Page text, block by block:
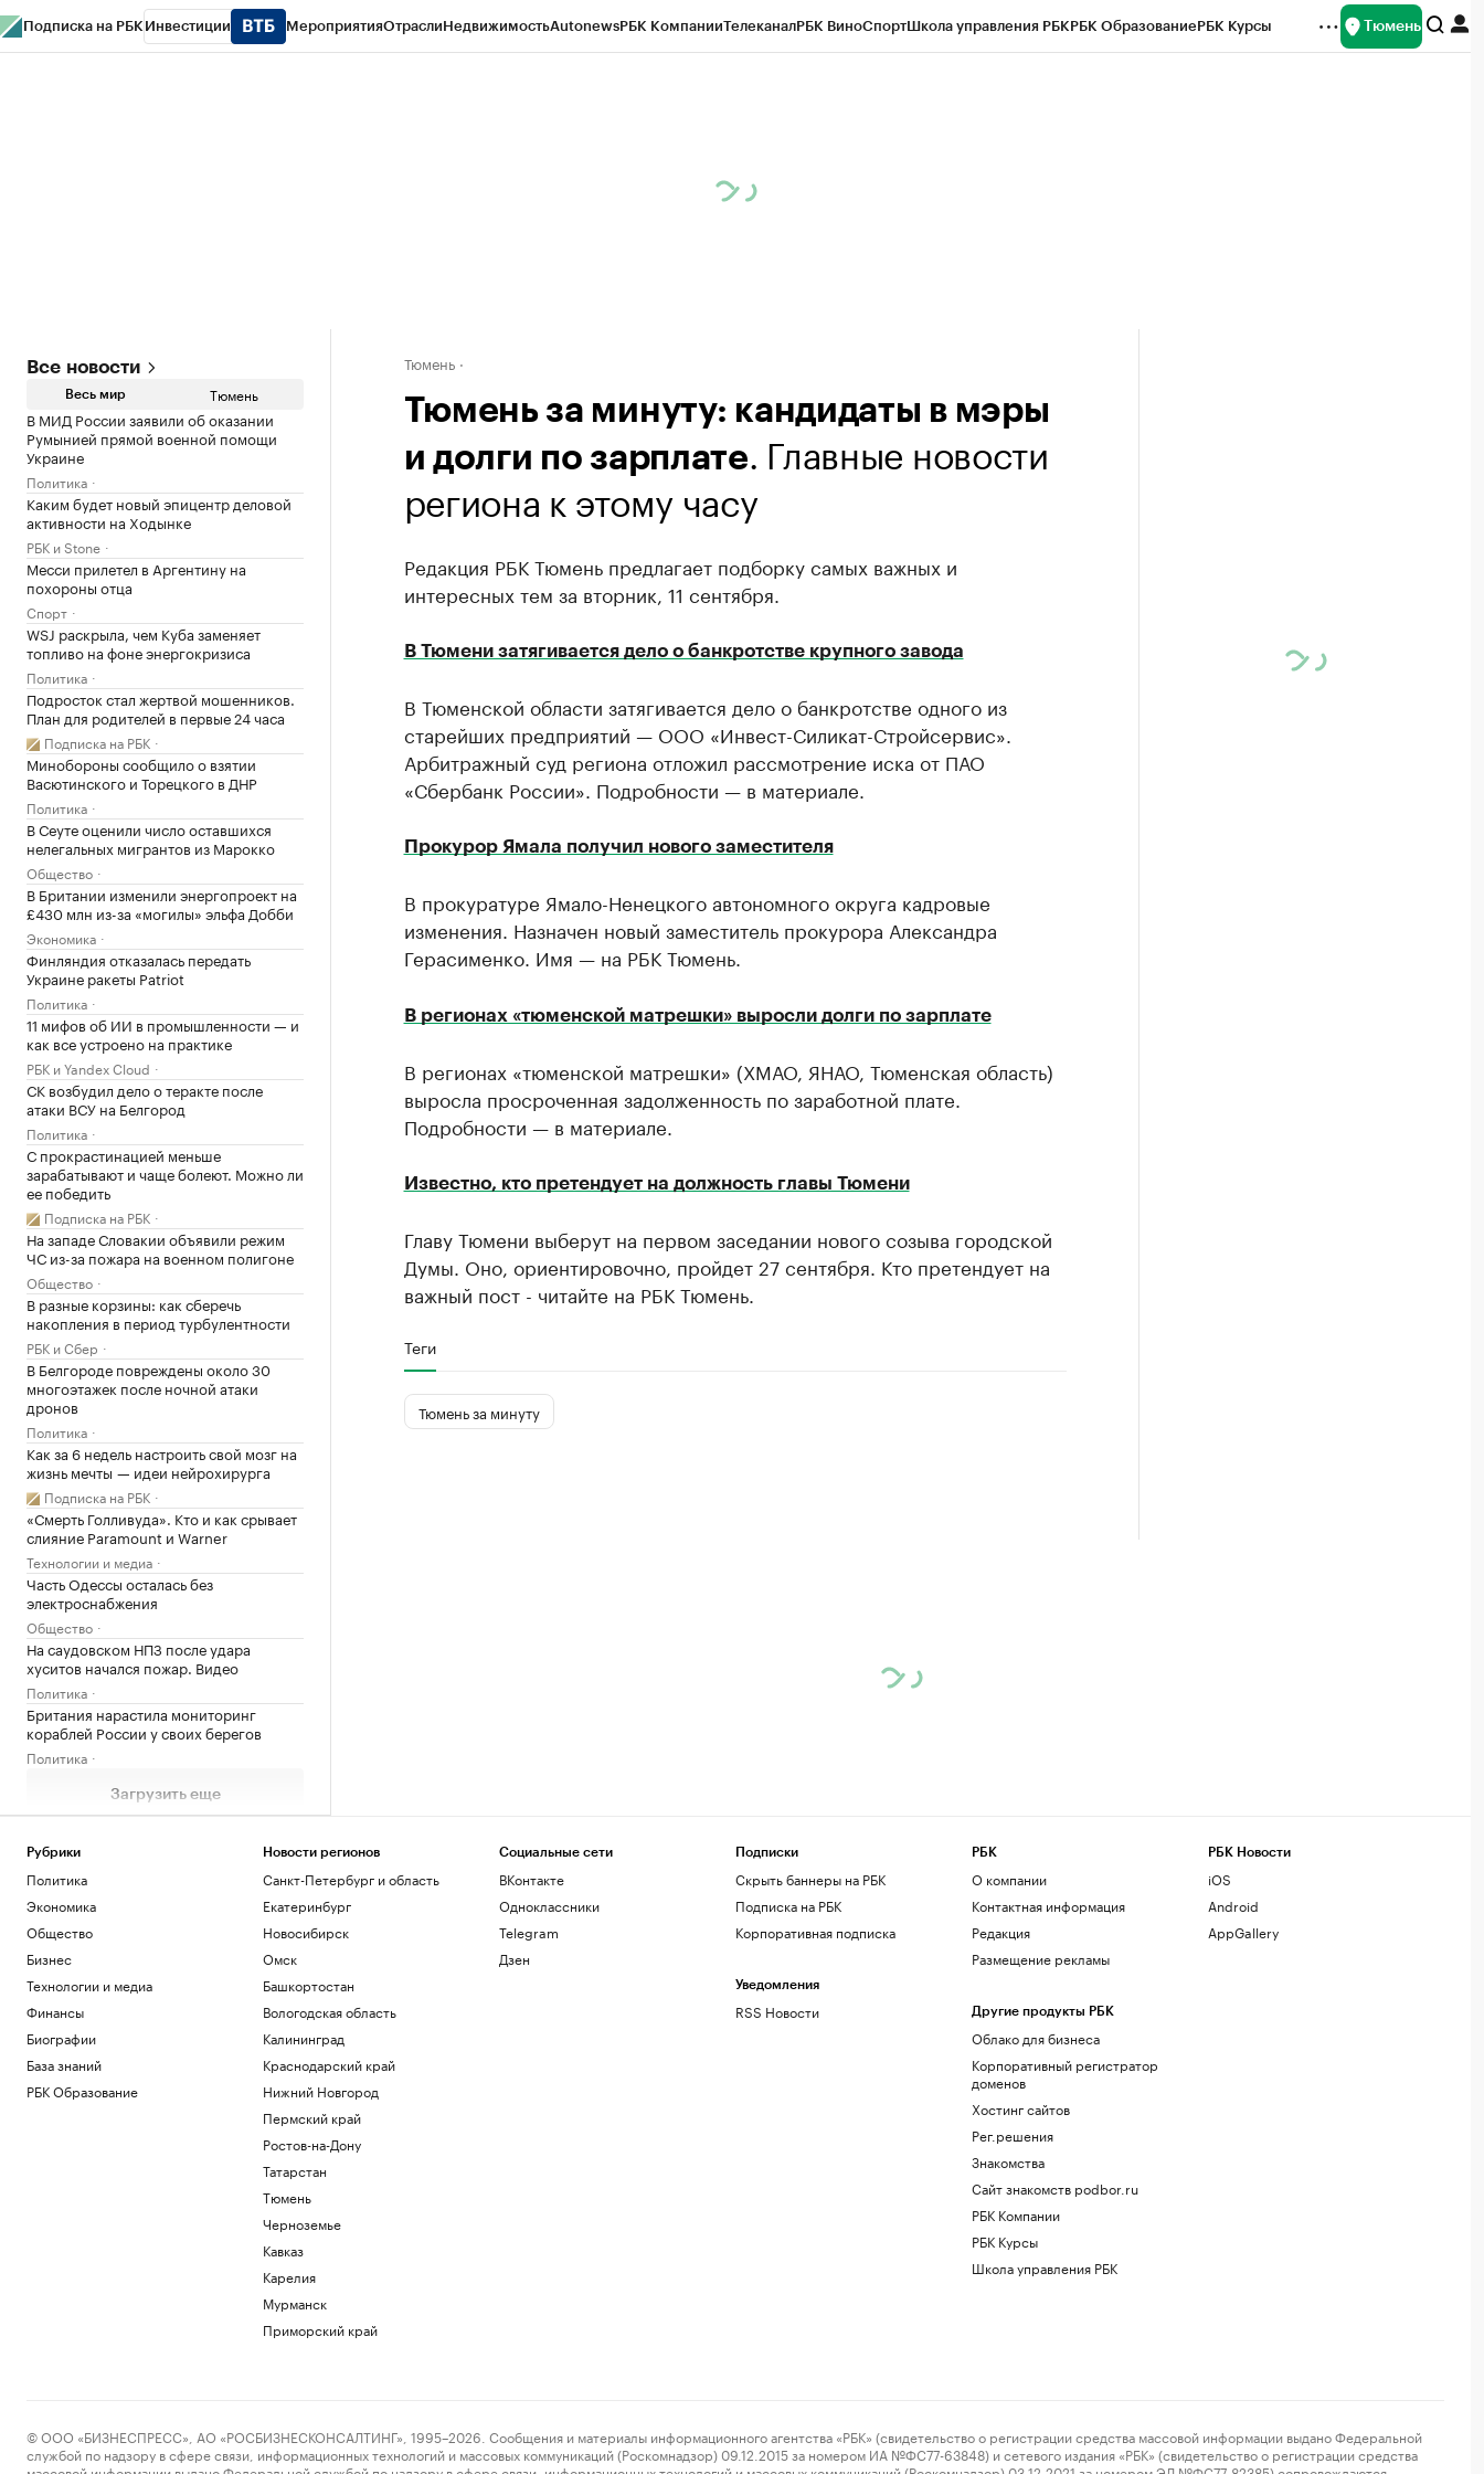
Подписка на РБК Инвестиции МероприятияОтраслиНедвижимостьAutonewsРБК КомпанииТелеканалРБК ВиноСпортШкола управления РБКРБК ОбразованиеРБК Курсы Тюмень
Все новости
Весь мир Тюмень
В МИД России заявили об оказании
Румынией прямой военной помощи
Украине
Политика
Каким будет новый эпицентр деловой
активности на Ходынке
РБК и Stone
Месси прилетел в Аргентину на
похороны отца
Спорт
WSJ раскрыла, чем Куба заменяет
топливо на фоне энергокризиса
Политика
Подросток стал жертвой мошенников.
План для родителей в первые 24 часа
Подписка на РБК
Минобороны сообщило о взятии
Васютинского и Торецкого в ДНР
Политика
В Сеуте оценили число оставшихся
нелегальных мигрантов из Марокко
Общество
В Британии изменили энергопроект на
£430 млн из-за «могилы» эльфа Добби
Экономика
Финляндия отказалась передать
Украине ракеты Patriot
Политика
11 мифов об ИИ в промышленности — и
как все устроено на практике
РБК и Yandex Cloud
СК возбудил дело о теракте после
атаки ВСУ на Белгород
Политика
С прокрастинацией меньше
зарабатывают и чаще болеют. Можно ли
ее победить
Подписка на РБК
На западе Словакии объявили режим
ЧС из-за пожара на военном полигоне
Общество
В разные корзины: как сберечь
накопления в период турбулентности
РБК и Сбер
В Белгороде повреждены около 30
многоэтажек после ночной атаки
дронов
Политика
Как за 6 недель настроить свой мозг на
жизнь мечты — идеи нейрохирурга
Подписка на РБК
«Смерть Голливуда». Кто и как срывает
слияние Paramount и Warner
Технологии и медиа
Часть Одессы осталась без
электроснабжения
Общество
На саудовском НПЗ после удара
хуситов начался пожар. Видео
Политика
Британия нарастила мониторинг
кораблей России у своих берегов
Политика
Загрузить еще
Тюмень
Тюмень за минуту: кандидаты в мэры
и долги по зарплате. Главные новости
региона к этому часу
Редакция РБК Тюмень предлагает подборку самых важных и
интересных тем за вторник, 11 ​сентября.
В Тюмени затягивается дело о банкротстве крупного завода
В Тюменской области затягивается дело о банкротстве ​одного из
старейших предприятий — ООО «Инвест-Силикат-Стройсервис». ​
Арбитражный суд региона отложил рассмотрение иска от ПАО
«Сбербанк России». Подробности — в материале.
Прокурор Ямала получил нового заместителя
В прокуратуре Ямало-Ненецкого автономного округа кадровые
изменения. Назначен новый заместитель прокурора Александра
Герасименко. Имя — на РБК Тюмень.
В регионах «тюменской матрешки» выросли долги по зарплате
В регионах «тюменской матрешки» (ХМАО, ЯНАО, Тюменская область)
выросла просроченная задолженность по заработной плате.
Подробности — в материале.
Известно, кто претендует на должность главы Тюмени
Главу Тюмени выберут на первом заседании нового созыва городской
Думы. Оно, ориентировочно, пройдет 27 сентября. Кто претендует на
важный пост - читайте на РБК Тюмень.
Теги
Тюмень за минуту
Рубрики
Политика
Экономика
Общество
Бизнес
Технологии и медиа
Финансы
Биографии
База знаний
РБК Образование
Новости регионов
Санкт-Петербург и область
Екатеринбург
Новосибирск
Омск
Башкортостан
Вологодская область
Калининград
Краснодарский край
Нижний Новгород
Пермский край
Ростов-на-Дону
Татарстан
Тюмень
Черноземье
Кавказ
Карелия
Мурманск
Приморский край
Социальные сети
ВКонтакте
Одноклассники
Telegram
Дзен
Подписки
Скрыть баннеры на РБК
Подписка на РБК
Корпоративная подписка
Уведомления
RSS Новости
РБК
О компании
Контактная информация
Редакция
Размещение рекламы
Другие продукты РБК
Облако для бизнеса
Корпоративный регистратор
доменов
Хостинг сайтов
Рег.решения
Знакомства
Сайт знакомств podbor.ru
РБК Компании
РБК Курсы
Школа управления РБК
РБК Новости
iOS
Android
AppGallery
© ООО «БИЗНЕСПРЕСС», АО «РОСБИЗНЕСКОНСАЛТИНГ», 1995–2026. Сообщения и материалы информационного агентства «РБК» (свидетельство о регистрации средства массовой информации выдано Федеральной
службой по надзору в сфере связи, информационных технологий и массовых коммуникаций (Роскомнадзор) 09.12.2015 за номером ИА №ФС77-63848) и сетевого издания «РБК» (свидетельство о регистрации средства